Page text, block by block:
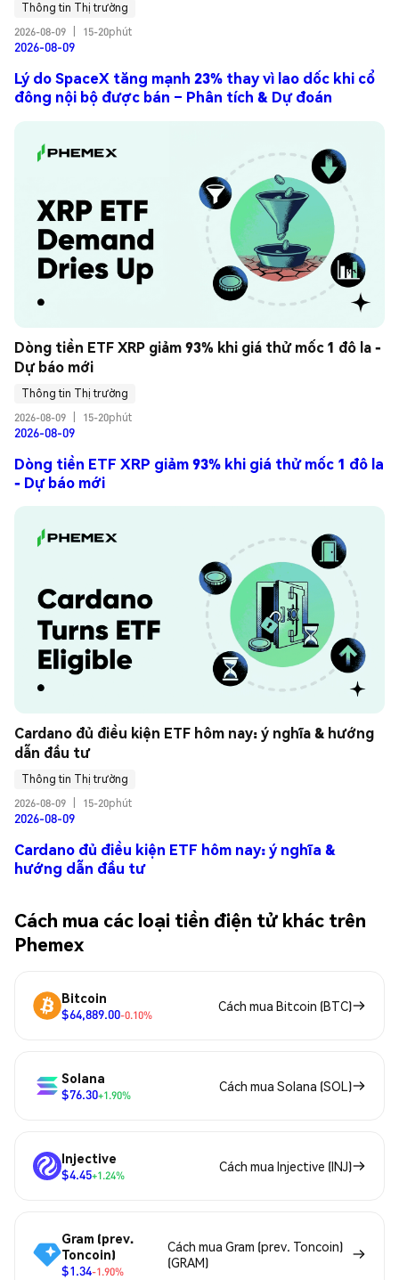
Thông tin Thị trường
2026-08-09
15-20phút
2026-08-09
Lý do SpaceX tăng mạnh 23% thay vì lao dốc khi cổ
đông nội bộ được bán – Phân tích & Dự đoán
Dòng tiền ETF XRP giảm 93% khi giá thử mốc 1 đô la -
Dự báo mới
Thông tin Thị trường
2026-08-09
15-20phút
2026-08-09
Dòng tiền ETF XRP giảm 93% khi giá thử mốc 1 đô la
- Dự báo mới
Cardano đủ điều kiện ETF hôm nay: ý nghĩa & hướng
dẫn đầu tư
Thông tin Thị trường
2026-08-09
15-20phút
2026-08-09
Cardano đủ điều kiện ETF hôm nay: ý nghĩa &
hướng dẫn đầu tư
Cách mua các loại tiền điện tử khác trên
Phemex
Bitcoin
$64,889.00-0.10%
Cách mua Bitcoin (BTC)
Solana
$76.30+1.90%
Cách mua Solana (SOL)
Injective
$4.45+1.24%
Cách mua Injective (INJ)
Gram (prev.
Toncoin)
$1.34-1.90%
Cách mua Gram (prev. Toncoin)
(GRAM)